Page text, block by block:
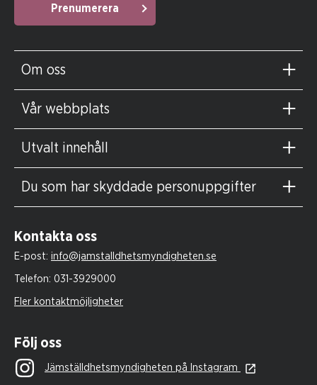
Prenumerera
Om oss
Vår webbplats
Utvalt innehåll
Du som har skyddade personuppgifter
Kontakta oss
E-post: info@jamstalldhetsmyndigheten.se
Telefon: 031-3929000
Fler kontaktmöjligheter
Följ oss
Jämställdhetsmyndigheten på Instagram